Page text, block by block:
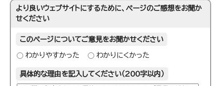
より良いウェブサイトにするために、ページのご感想をお聞か
せください
このページについてご意見をお聞かせください
わかりやすかった わかりにくかった
具体的な理由を記入してください（200字以内）